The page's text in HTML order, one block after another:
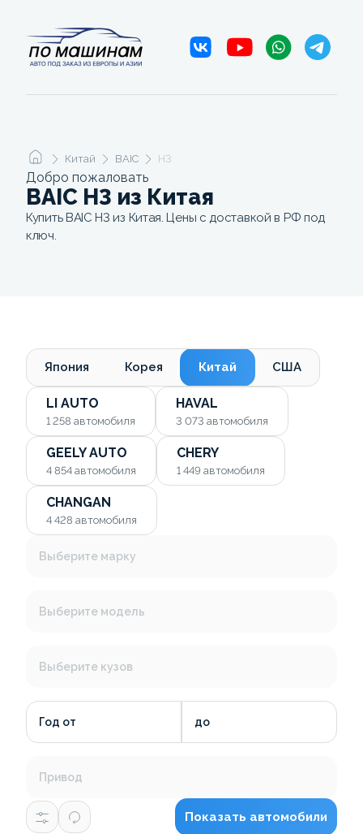
Китай BAIC H3
Добро пожаловать
BAIC H3 из Китая
Купить BAIC H3 из Китая. Цены с доставкой в РФ под
ключ.
Япония Корея Китай США
LI AUTO
1 258 автомобиля
HAVAL
3 073 автомобиля
GEELY AUTO
4 854 автомобиля
CHERY
1 449 автомобиля
CHANGAN
4 428 автомобиля
Выберите марку
Выберите модель
Выберите кузов
Год от до
Привод
Показать автомобили